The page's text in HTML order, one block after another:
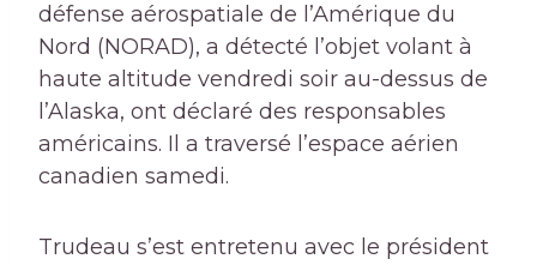
défense aérospatiale de l’Amérique du
Nord (NORAD), a détecté l’objet volant à
haute altitude vendredi soir au-dessus de
l’Alaska, ont déclaré des responsables
américains. Il a traversé l’espace aérien
canadien samedi.
Trudeau s’est entretenu avec le président